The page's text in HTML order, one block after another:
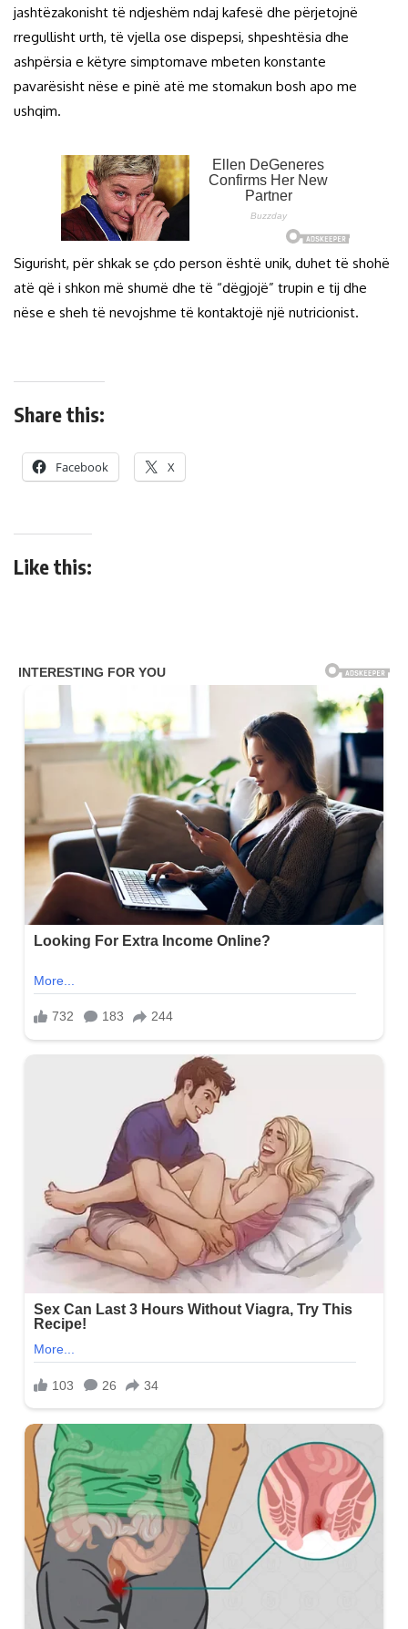
jashtëzakonisht të ndjeshëm ndaj kafesë dhe përjetojnë
rregullisht urth, të vjella ose dispepsi, shpeshtësia dhe
ashpërsia e këtyre simptomave mbeten konstante
pavarësisht nëse e pinë atë me stomakun bosh apo me
ushqim.
Sigurisht, për shkak se çdo person është unik, duhet të shohë
atë që i shkon më shumë dhe të “dëgjojë” trupin e tij dhe
nëse e sheh të nevojshme të kontaktojë një nutricionist.
Share this:
Facebook X
Like this: